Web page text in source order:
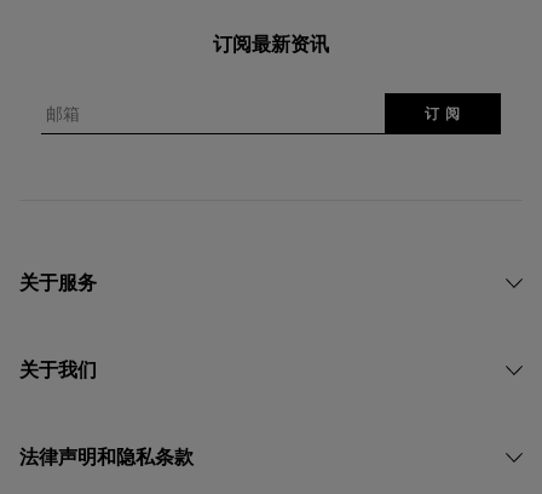
订阅最新资讯
邮箱 订 阅
关于服务
关于我们
法律声明和隐私条款